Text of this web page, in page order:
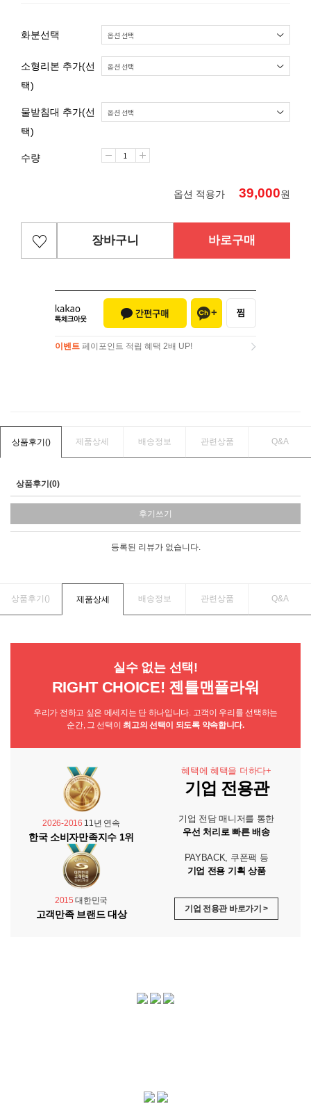
화분선택
소형리본 추가(선
택)
물받침대 추가(선
택)
수량
옵션 적용가 39,000원
장바구니 바로구매
이벤트 페이포인트 적립 혜택 2배 UP!
상품후기() 제품상세 배송정보 관련상품 Q&A
상품후기(0)
후기쓰기
등록된 리뷰가 없습니다.
상품후기() 제품상세 배송정보 관련상품 Q&A
실수 없는 선택!
RIGHT CHOICE! 젠틀맨플라워
우리가 전하고 싶은 메세지는 단 하나입니다. 고객이 우리를 선택하는
순간, 그 선택이 최고의 선택이 되도록 약속합니다.
2026-2016 11년 연속
한국 소비자만족지수 1위
2015 대한민국
고객만족 브랜드 대상
혜택에 혜택을 더하다+
기업 전용관
기업 전담 매니저를 통한
우선 처리로 빠른 배송
PAYBACK, 쿠폰팩 등
기업 전용 기획 상품
기업 전용관 바로가기 >